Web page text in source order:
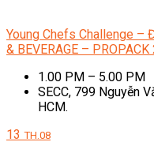
Young Chefs Challenge –
& BEVERAGE – PROPACK
1.00 PM – 5.00 PM
SECC, 799 Nguyễn
HCM.
13 TH.08